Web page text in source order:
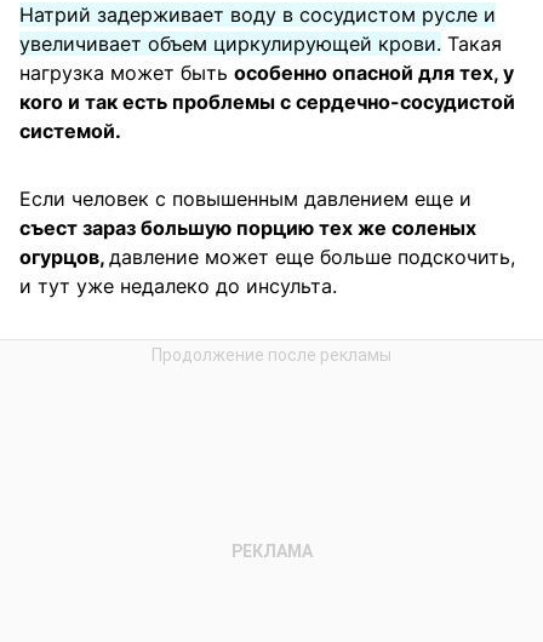
Натрий задерживает воду в сосудистом русле и
увеличивает объем циркулирующей крови. Такая
нагрузка может быть особенно опасной для тех, у
кого и так есть проблемы с сердечно-сосудистой
системой.
Если человек с повышенным давлением еще и
съест зараз большую порцию тех же соленых
огурцов, давление может еще больше подскочить,
и тут уже недалеко до инсульта.